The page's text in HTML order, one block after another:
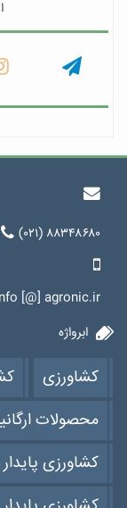
(۰۲۱) ۸۸۳۴۸۶۸۰
[@] agronic.ir
ابرواژه
کشاورزی
محصولات
کشاورزی پایدار